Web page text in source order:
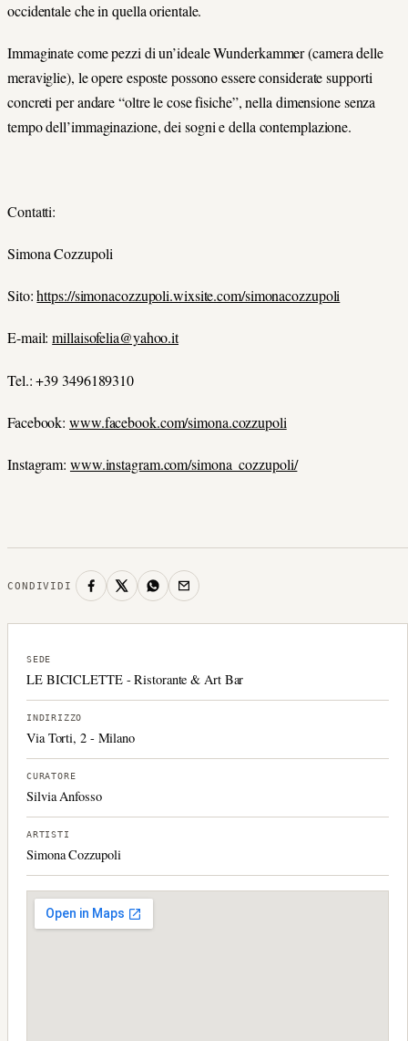
occidentale che in quella orientale.
Immaginate come pezzi di un’ideale Wunderkammer (camera delle
meraviglie), le opere esposte possono essere considerate supporti
concreti per andare “oltre le cose fisiche”, nella dimensione senza
tempo dell’immaginazione, dei sogni e della contemplazione.
Contatti:
Simona Cozzupoli
Sito:https://simonacozzupoli.wixsite.com/simonacozzupoli
E-mail:millaisofelia@yahoo.it
Tel.: +39 3496189310
Facebook:www.facebook.com/simona.cozzupoli
Instagram: www.instagram.com/simona_cozzupoli/
CONDIVIDI
SEDE
LE BICICLETTE - Ristorante & Art Bar
INDIRIZZO
Via Torti, 2 - Milano
CURATORE
Silvia Anfosso
ARTISTI
Simona Cozzupoli